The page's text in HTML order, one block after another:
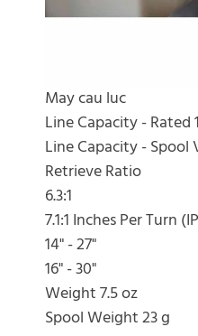
May cau luc
Line Capacity - Rated
Line Capacity - Spool
Retrieve Ratio
6.3:1
7.1:1 Inches Per Turn
14" - 27"
16" - 30"
Weight 7.5 oz
Spool Weight 23 g